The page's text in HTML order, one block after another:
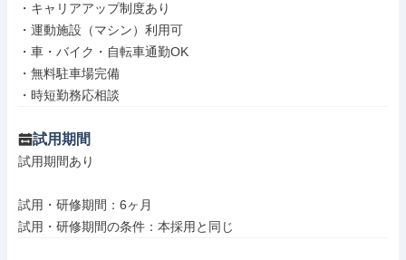
・キャリアアップ制度あり
・運動施設（マシン）利用可
・車・バイク・自転車通勤OK
・無料駐車場完備
・時短勤務応相談
試用期間
試用期間あり
試用・研修期間：6ヶ月